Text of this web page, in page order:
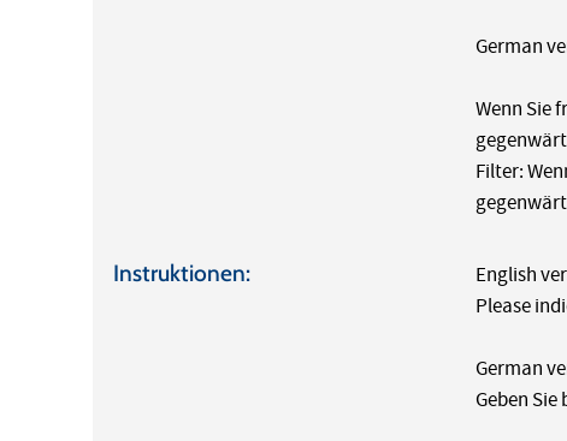
German
Wenn Sie
Filter:
Instruktionen:
English
Please
German
Geben